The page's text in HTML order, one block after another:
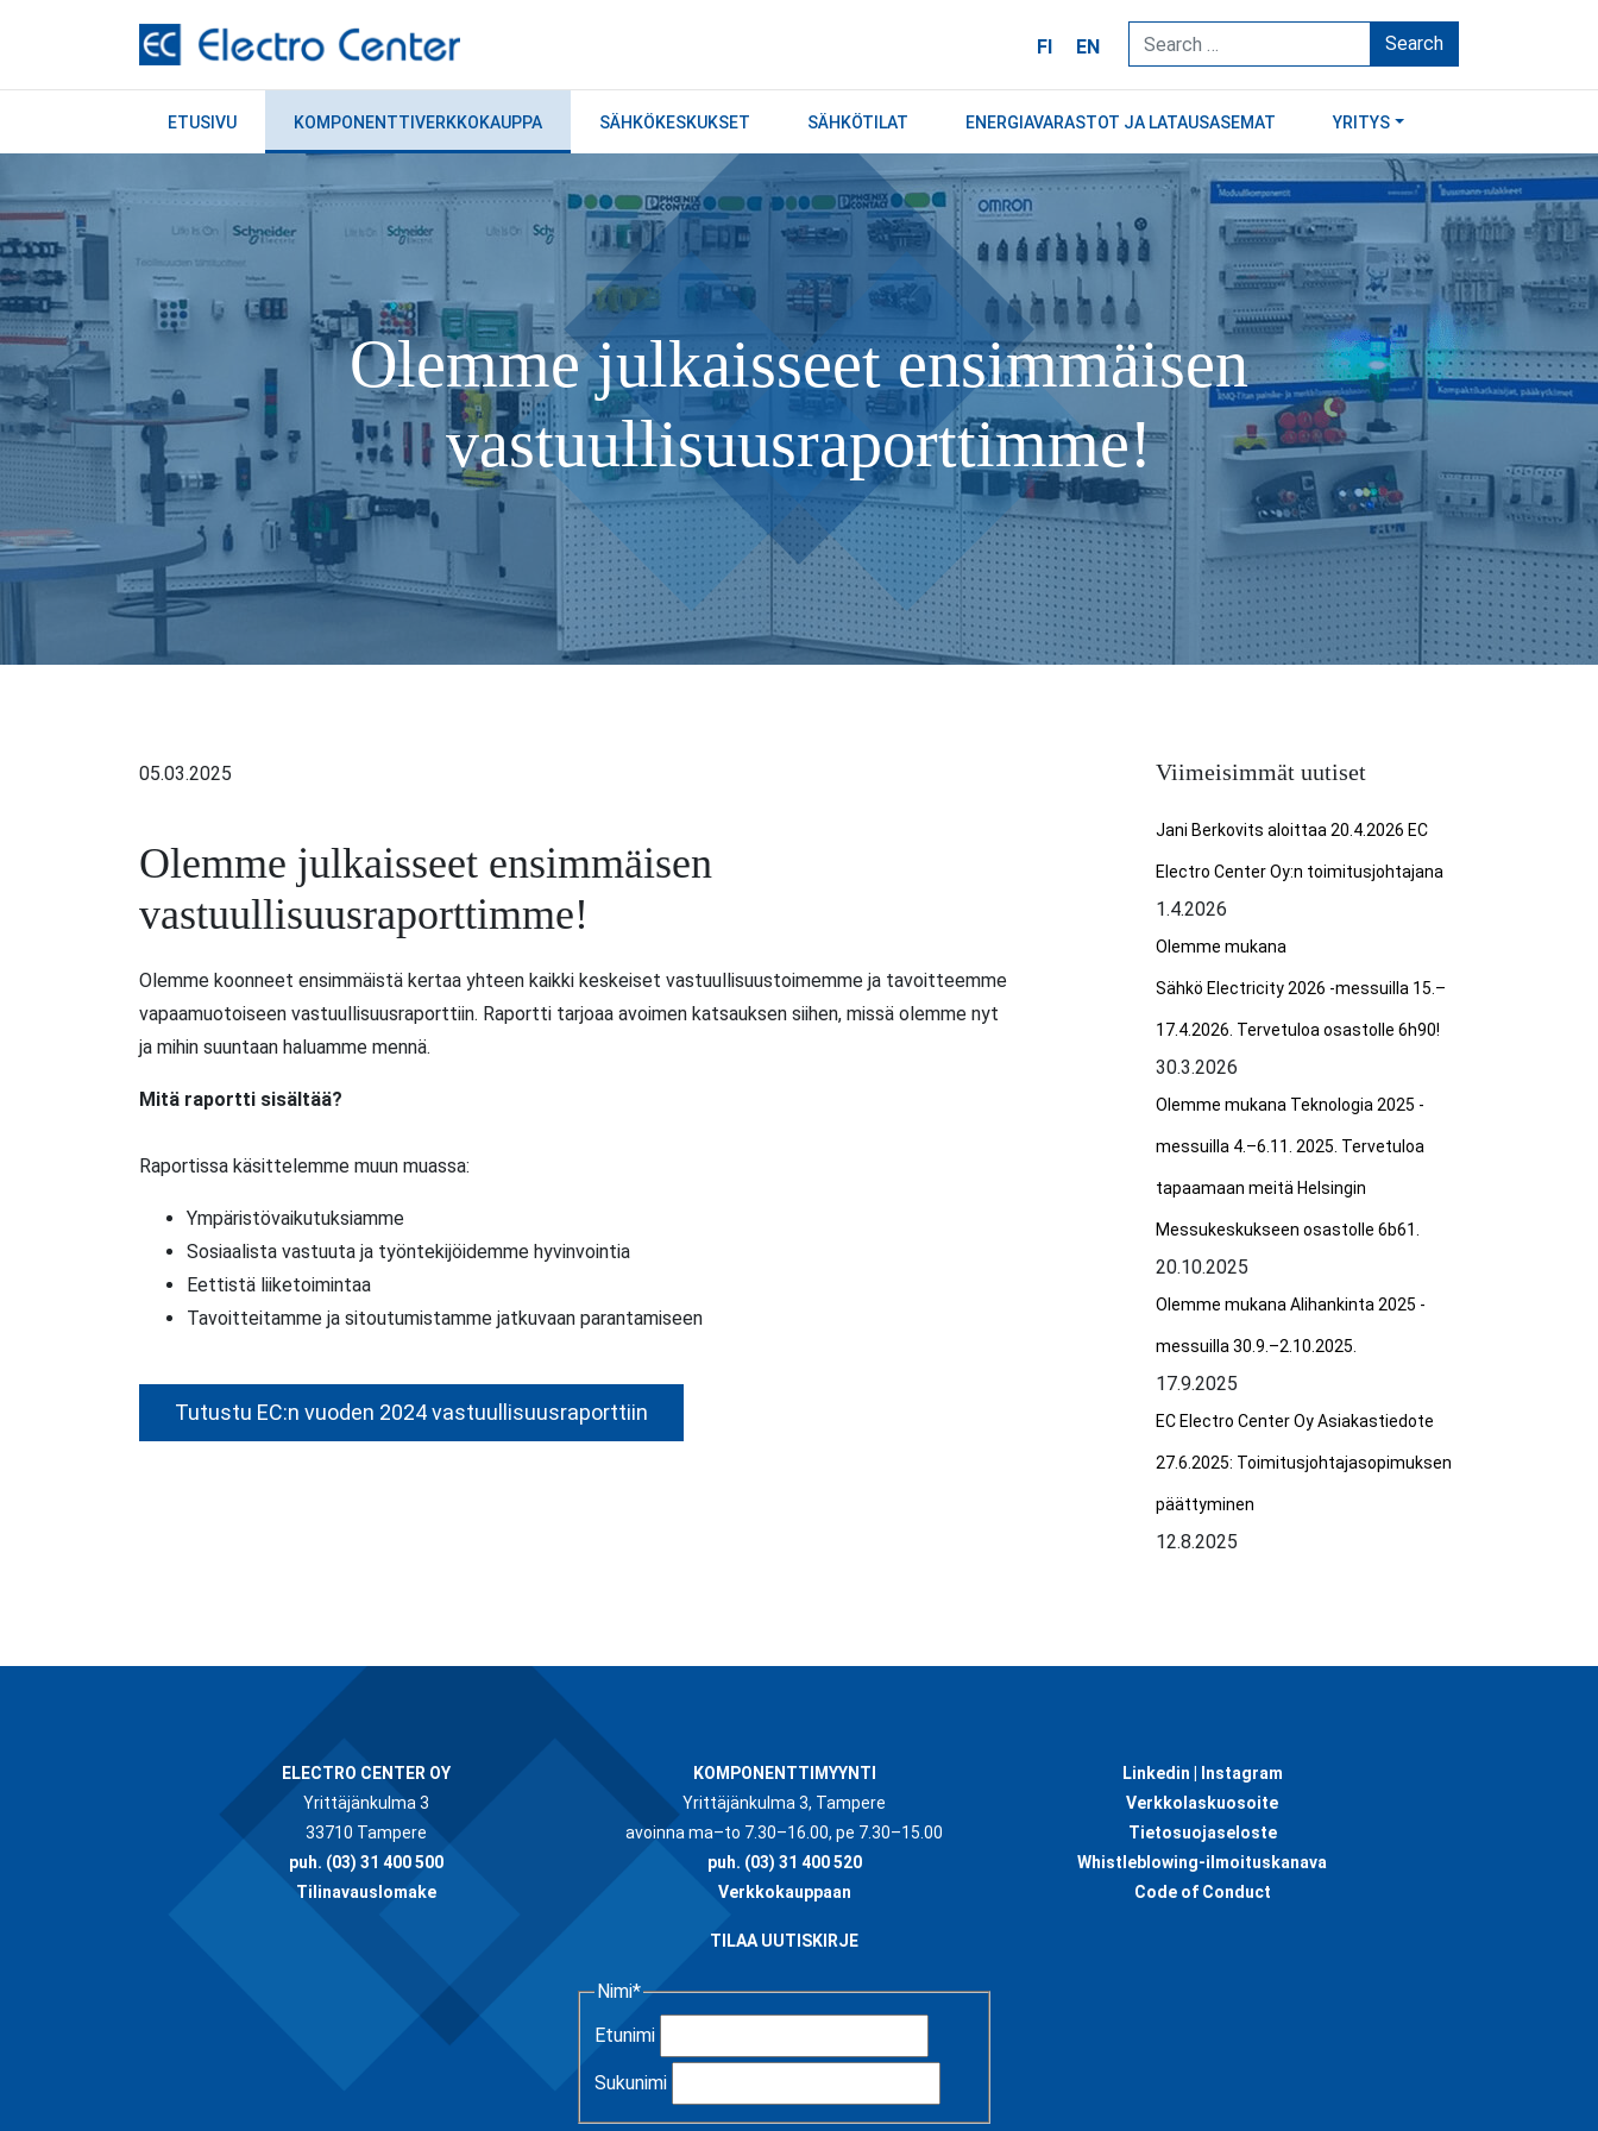
FI EN Search
ETUSIVU KOMPONENTTIVERKKOKAUPPA SÄHKÖKESKUKSET SÄHKÖTILAT ENERGIAVARASTOT JA LATAUSASEMAT YRITYS
Olemme julkaisseet ensimmäisen
vastuullisuusraporttimme!
05.03.2025
Olemme julkaisseet ensimmäisen
vastuullisuusraporttimme!
Olemme koonneet ensimmäistä kertaa yhteen kaikki keskeiset vastuullisuustoimemme ja tavoitteemme
vapaamuotoiseen vastuullisuusraporttiin. Raportti tarjoaa avoimen katsauksen siihen, missä olemme nyt
ja mihin suuntaan haluamme mennä.
Mitä raportti sisältää?
Raportissa käsittelemme muun muassa:
Ympäristövaikutuksiamme
Sosiaalista vastuuta ja työntekijöidemme hyvinvointia
Eettistä liiketoimintaa
Tavoitteitamme ja sitoutumistamme jatkuvaan parantamiseen
Tutustu EC:n vuoden 2024 vastuullisuusraporttiin
Viimeisimmät uutiset
Jani Berkovits aloittaa 20.4.2026 EC
Electro Center Oy:n toimitusjohtajana
1.4.2026
Olemme mukana
Sähkö Electricity 2026 -messuilla 15.–
17.4.2026. Tervetuloa osastolle 6h90!
30.3.2026
Olemme mukana Teknologia 2025 -
messuilla 4.–6.11. 2025. Tervetuloa
tapaamaan meitä Helsingin
Messukeskukseen osastolle 6b61.
20.10.2025
Olemme mukana Alihankinta 2025 -
messuilla 30.9.–2.10.2025.
17.9.2025
EC Electro Center Oy Asiakastiedote
27.6.2025: Toimitusjohtajasopimuksen
päättyminen
12.8.2025
ELECTRO CENTER OY
Yrittäjänkulma 3
33710 Tampere
puh. (03) 31 400 500
Tilinavauslomake
KOMPONENTTIMYYNTI
Yrittäjänkulma 3, Tampere
avoinna ma–to 7.30–16.00, pe 7.30–15.00
puh. (03) 31 400 520
Verkkokauppaan
TILAA UUTISKIRJE
Nimi*
Etunimi
Sukunimi
Linkedin |
Instagram
Verkkolaskuosoite
Tietosuojaseloste
Whistleblowing-ilmoituskanava
Code of Conduct